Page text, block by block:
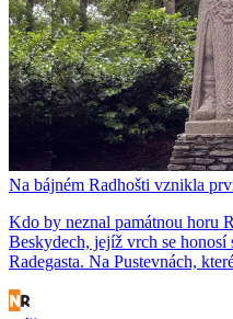
Na bájném Radhošti vznikla
Kdo by neznal památnou horu
Beskydech, jejíž vrch se honosí
Radegasta. Na Pustevnách,